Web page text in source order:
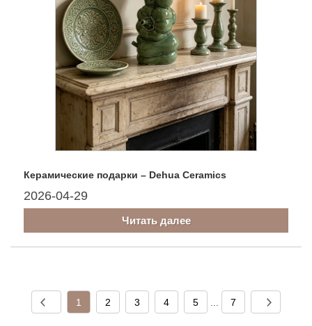
Керамические подарки – Dehua Ceramics
2026-04-29
Читать далее
1 2 3 4 5 7